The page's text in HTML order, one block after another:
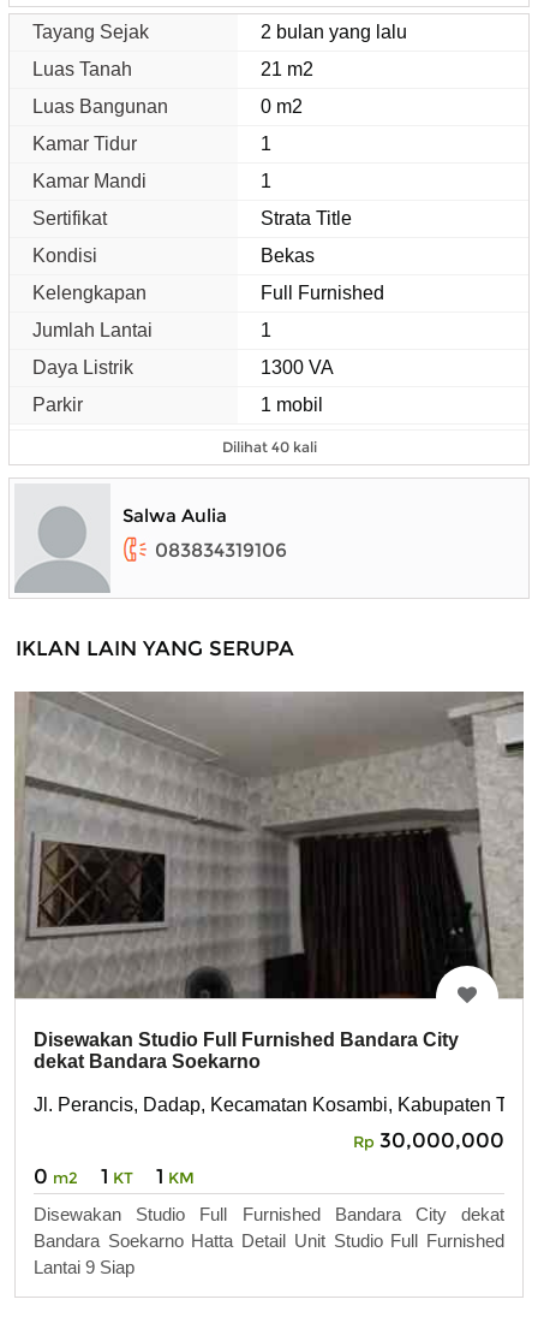
Tayang Sejak
2 bulan yang lalu
Luas Tanah
21 m2
Luas Bangunan
0 m2
Kamar Tidur
1
Kamar Mandi
1
Sertifikat
Strata Title
Kondisi
Bekas
Kelengkapan
Full Furnished
Jumlah Lantai
1
Daya Listrik
1300 VA
Parkir
1 mobil
Dilihat 40 kali
Salwa Aulia
083834319106
IKLAN LAIN YANG SERUPA
Disewakan Studio Full Furnished Bandara City
dekat Bandara Soekarno
Jl. Perancis, Dadap, Kecamatan Kosambi, Kabupaten
Rp 30,000,000
0 m2 1 KT 1 KM
Disewakan Studio Full Furnished Bandara City dekat
Bandara Soekarno Hatta Detail Unit Studio Full Furnished
Lantai 9 Siap